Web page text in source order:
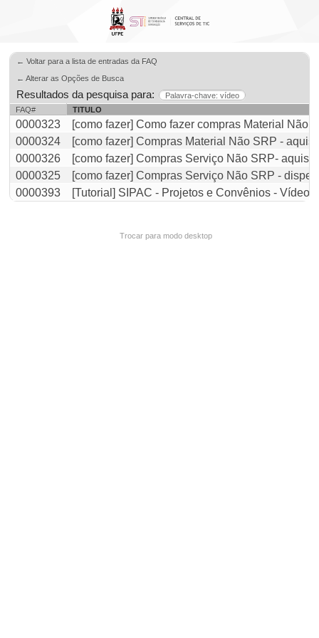
← Voltar para a lista de entradas da FAQ
← Alterar as Opções de Busca
Resultados da pesquisa para:
Palavra-chave: vídeo
FAQ#
TITULO
0000323
[como fazer] Como fazer compras Material Não
0000324
[como fazer] Compras Material Não SRP -
0000326
[como fazer] Compras Serviço Não SRP-
0000325
[como fazer] Compras Serviço Não SRP -
0000393
[Tutorial] SIPAC - Projetos e Convênios -
Trocar para modo desktop